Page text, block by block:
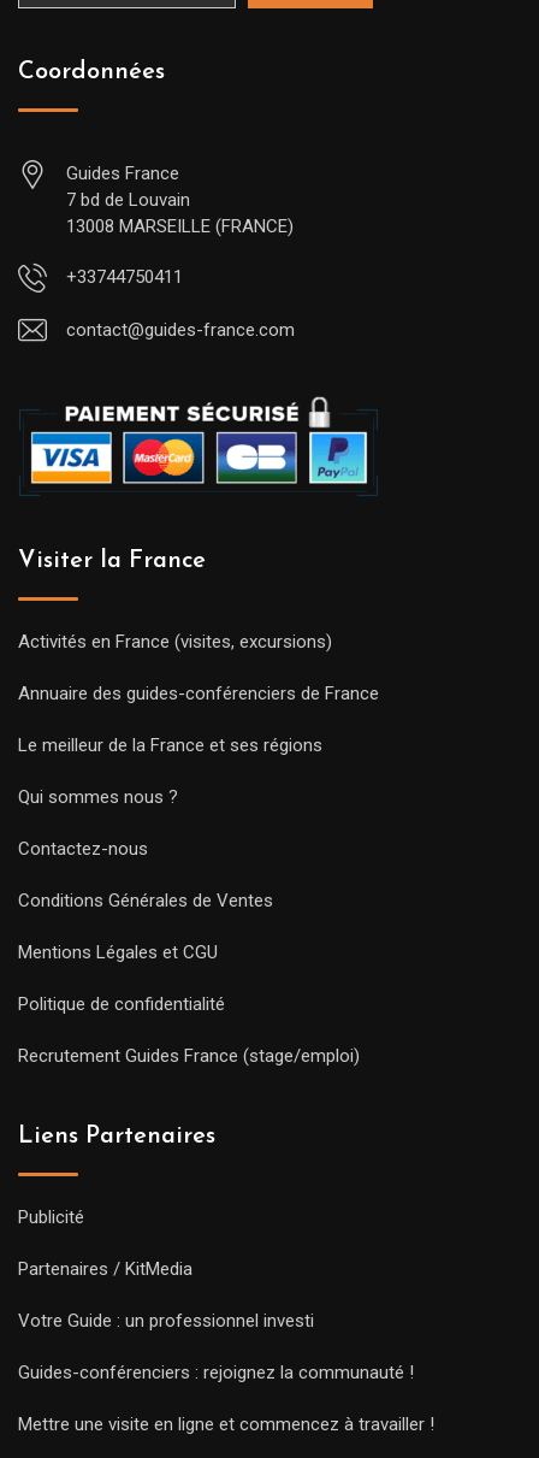
Coordonnées
Guides France
7 bd de Louvain
13008 MARSEILLE (FRANCE)
+33744750411
contact@guides-france.com
Visiter la France
Activités en France (visites, excursions)
Annuaire des guides-conférenciers de France
Le meilleur de la France et ses régions
Qui sommes nous ?
Contactez-nous
Conditions Générales de Ventes
Mentions Légales et CGU
Politique de confidentialité
Recrutement Guides France (stage/emploi)
Liens Partenaires
Publicité
Partenaires / KitMedia
Votre Guide : un professionnel investi
Guides-conférenciers : rejoignez la communauté !
Mettre une visite en ligne et commencez à travailler !